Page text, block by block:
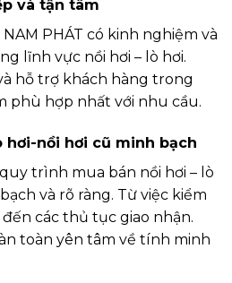
và tận tâm
PHÁT có kinh nghiệm và
lĩnh vực nồi hơi – lò hơi.
hỗ trợ khách hàng trong
phù hợp nhất với nhu cầu.
hơi-nồi hơi cũ minh bạch
trình mua bán nồi hơi – lò
và rõ ràng. Từ việc kiểm
các thủ tục giao nhận.
toàn yên tâm về tính minh